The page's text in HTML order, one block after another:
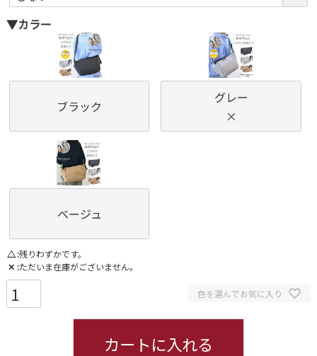
必
▼カラー
ブラック
グレー
×
ベージュ
△ 残りわずかです。
✕ ただいま在庫がございません。
色を選んでお気に入り
カートに入れる